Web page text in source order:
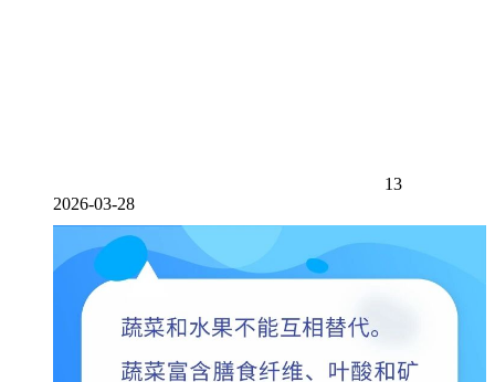
13
2026-03-28